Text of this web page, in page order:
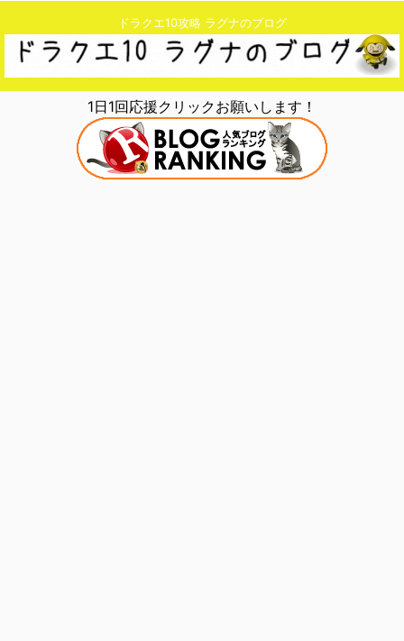
ドラクエ10攻略 ラグナのブログ
1日1回応援クリックお願いします！